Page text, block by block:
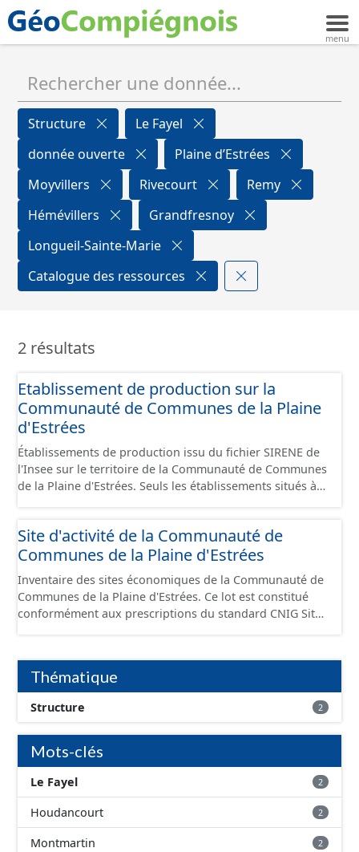
Structure
Le Fayel
donnée ouverte
Plaine d’Estrées
Moyvillers
Rivecourt
Remy
Hémévillers
Grandfresnoy
Longueil-Sainte-Marie
Catalogue des ressources
2 résultats
Etablissement de production sur la
Communauté de Communes de la Plaine
d'Estrées
Établissements de production issu du fichier SIRENE de
l'Insee sur le territoire de la Communauté de Communes
de la Plaine d'Estrées. Seuls les établissements situés à
conformément aux prescriptions du standard CNIG Sites
Économiques. Ce lot ne contient pas la référence aux
delà des prescriptions du CNIG se limitant aux SCI.
Site d'activité de la Communauté de
Communes de la Plaine d'Estrées
Inventaire des sites économiques de la Communauté de
Communes de la Plaine d'Estrées. Ce lot est constitué
conformément aux prescriptions du standard CNIG Sites
Thématique
Structure 2
Mots-clés
Le Fayel 2
Houdancourt 2
Montmartin 2